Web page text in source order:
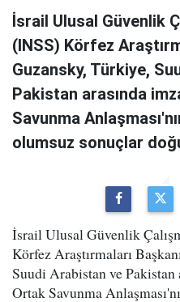
İsrail Ulusal Güvenlik
(INSS) Körfez
Guzansky, Türkiye,
Pakistan arasında
Savunma
olumsuz sonuçlar
İsrail Ulusal Güvenlik
Körfez Araştırmaları
Suudi Arabistan ve
Ortak Savunma